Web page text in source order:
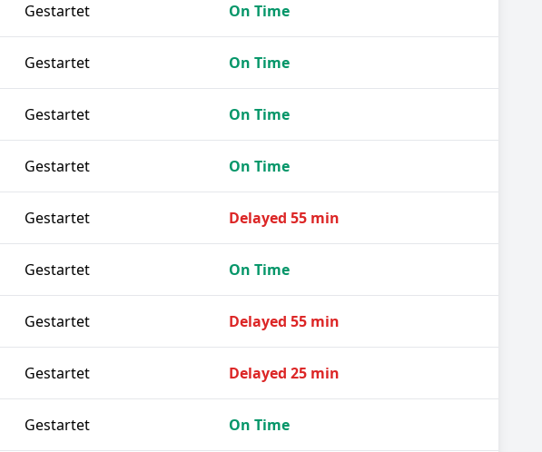
Gestartet On Time
Gestartet On Time
Gestartet On Time
Gestartet On Time
Gestartet Delayed 55 min
Gestartet On Time
Gestartet Delayed 55 min
Gestartet Delayed 25 min
Gestartet On Time